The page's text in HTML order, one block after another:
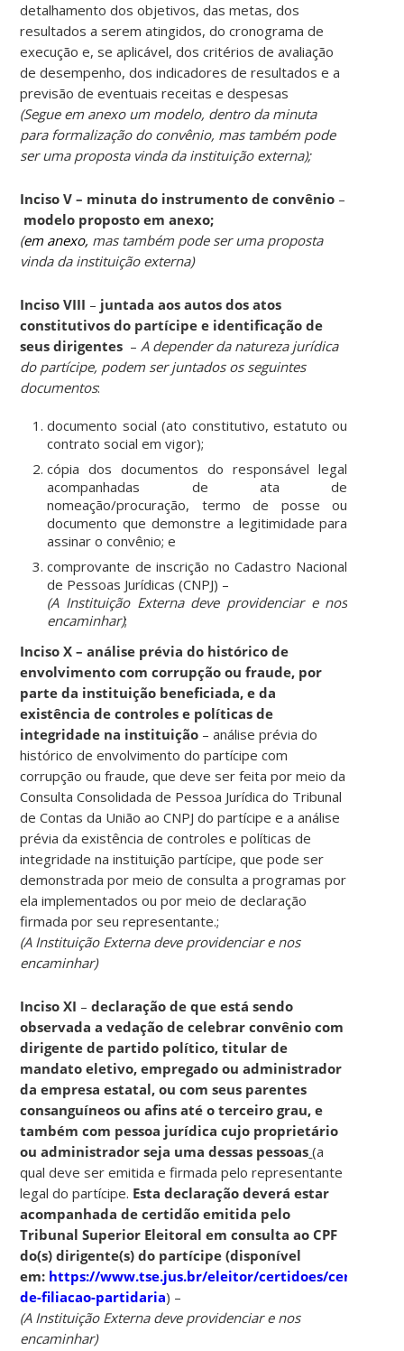
detalhamento dos objetivos, das metas, dos
resultados a serem atingidos, do cronograma de
execução e, se aplicável, dos critérios de avaliação
de desempenho, dos indicadores de resultados e a
previsão de eventuais receitas e despesas
(Segue em anexo um modelo, dentro da minuta
para formalização do convênio, mas também pode
ser uma proposta vinda da instituição externa);
Inciso V – minuta do instrumento de convênio –
modelo proposto em anexo;
(em anexo, mas também pode ser uma proposta
vinda da instituição externa)
Inciso VIII – juntada aos autos dos atos
constitutivos do partícipe e identificação de
seus dirigentes –A depender da natureza jurídica
do partícipe, podem ser juntados os seguintes
documentos:
documento social (ato constitutivo, estatuto ou
contrato social em vigor);
cópia dos documentos do responsável legal
acompanhadas de ata de
nomeação/procuração, termo de posse ou
documento que demonstre a legitimidade para
assinar o convênio; e
comprovante de inscrição no Cadastro Nacional
de Pessoas Jurídicas (CNPJ) –
(A Instituição Externa deve providenciar e nos
encaminhar);
Inciso X – análise prévia do histórico de
envolvimento com corrupção ou fraude, por
parte da instituição beneficiada, e da
existência de controles e políticas de
integridade na instituição – análise prévia do
histórico de envolvimento do partícipe com
corrupção ou fraude, que deve ser feita por meio da
Consulta Consolidada de Pessoa Jurídica do Tribunal
de Contas da União ao CNPJ do partícipe e a análise
prévia da existência de controles e políticas de
integridade na instituição partícipe, que pode ser
demonstrada por meio de consulta a programas por
ela implementados ou por meio de declaração
firmada por seu representante.;
(A Instituição Externa deve providenciar e nos
encaminhar)
Inciso XI –declaração de que está sendo
observada a vedação de celebrar convênio com
dirigente de partido político, titular de
mandato eletivo, empregado ou administrador
da empresa estatal, ou com seus parentes
consanguíneos ou afins até o terceiro grau, e
também com pessoa jurídica cujo proprietário
ou administrador seja uma dessas pessoas (a
qual deve ser emitida e firmada pelo representante
legal do partícipe. Esta declaração deverá estar
acompanhada de certidão emitida pelo
Tribunal Superior Eleitoral em consulta ao CPF
do(s) dirigente(s) do partícipe (disponível
em: https://www.tse.jus.br/eleitor/certidoes/certidao-
de-filiacao-partidaria) –
(A Instituição Externa deve providenciar e nos
encaminhar)